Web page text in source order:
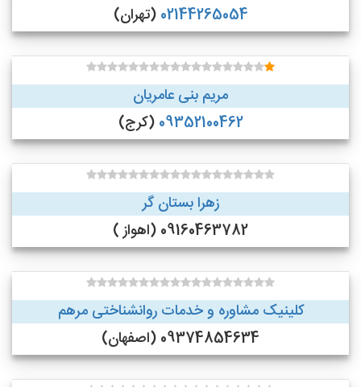
02144265054 (تهران)
مریم بنی عامریان
09352100462 (کرج)
زهرا بستان گر
09160463782 (اهواز )
کلینیک مشاوره و خدمات روانشناختی مرهم
09374854634 (اصفهان)